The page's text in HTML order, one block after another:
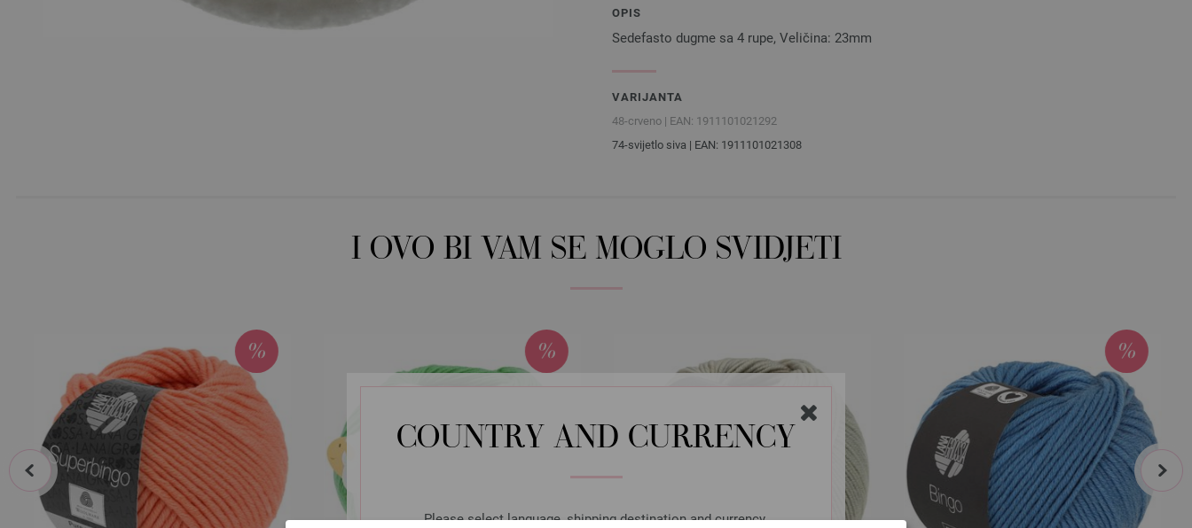
COUNTRY AND CURRENCY
Please select language, shipping destination and currency.
OPIS
Sedefasto dugme sa 4 rupe, Veličina: 23mm
VARIJANTA
48-crveno | EAN: 1911101021292
74-svijetlo siva | EAN: 1911101021308
I OVO BI VAM SE MOGLO SVIDJETI
prev next